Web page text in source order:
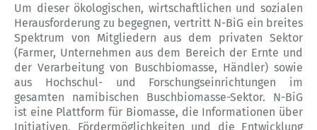
Um dieser ökologischen, wirtschaftlichen und sozialen
Herausforderung zu begegnen, vertritt N-BiG ein breites
Spektrum von Mitgliedern aus dem privaten Sektor
(Farmer, Unternehmen aus dem Bereich der Ernte und
der Verarbeitung von Buschbiomasse, Händler) sowie
aus Hochschul- und Forschungseinrichtungen im
gesamten namibischen Buschbiomasse-Sektor. N-BiG
ist eine Plattform für Biomasse, die Informationen über
Initiativen, Fördermöglichkeiten und die Entwicklung